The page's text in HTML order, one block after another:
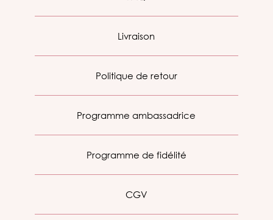
Livraison
Politique de retour
Programme ambassadrice
Programme de fidélité
CGV